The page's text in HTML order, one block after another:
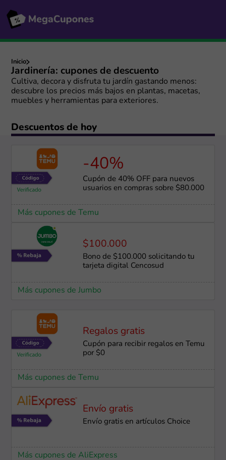
Inicio
Jardinería: cupones de descuento
Cultiva, decora y disfruta tu jardín gastando menos:
descubre los precios más bajos en plantas, macetas,
muebles y herramientas para exteriores.
Descuentos de hoy
-40%
Cupón de 40% OFF para nuevos
usuarios en compras sobre $80.000
Más cupones de Temu
$100.000
Bono de $100.000 solicitando tu
tarjeta digital Cencosud
Más cupones de Jumbo
Regalos gratis
Cupón para recibir regalos en Temu
por $0
Más cupones de Temu
Envío gratis
Envío gratis en artículos Choice
Más cupones de AliExpress